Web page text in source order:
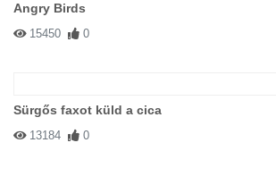
Angry Birds
15450 0
Sürgős faxot küld a cica
13184 0